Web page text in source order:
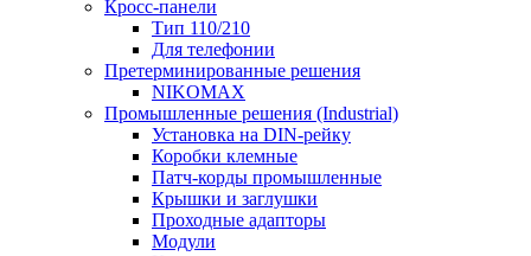
Кросс-панели
Тип 110/210
Для телефонии
Претерминированные решения
NIKOMAX
Промышленные решения (Industrial)
Установка на DIN-рейку
Коробки клемные
Патч-корды промышленные
Крышки и заглушки
Проходные адапторы
Модули